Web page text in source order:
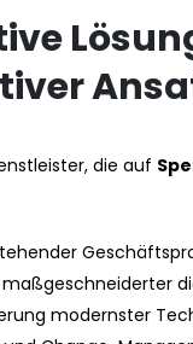
die auf
maßgeschneiderter
modernster